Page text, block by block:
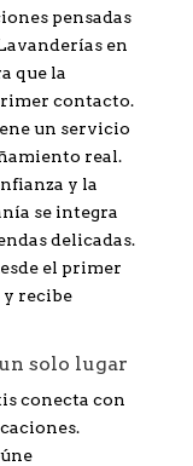
pensadas
en
que la
contacto.
un servicio
real.
y la
se integra
delicadas.
el primer
recibe
solo lugar
conecta con